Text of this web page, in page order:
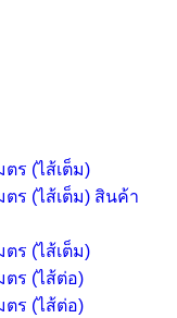
ร (ไส้เต็ม)
ร (ไส้เต็ม) สินค้า
ร (ไส้เต็ม)
ร (ไส้ต่อ)
ร (ไส้ต่อ)